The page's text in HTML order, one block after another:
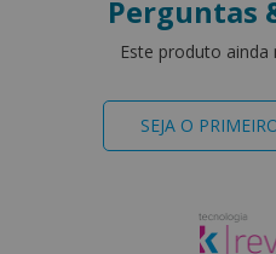
Perguntas
Este produto
SEJA O